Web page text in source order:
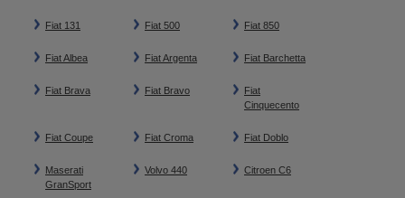
Fiat 131 Fiat 500 Fiat 850
Fiat Albea Fiat Argenta Fiat Barchetta
Fiat Brava Fiat Bravo
Fiat
Cinquecento
Fiat Coupe Fiat Croma Fiat Doblo
Maserati
GranSport
Volvo 440 Citroen C6